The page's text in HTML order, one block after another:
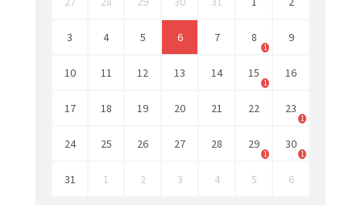
3 4 5 6 7 8
1
9
10 11 12 13 14 15
1
16
17 18 19 20 21 22 23
1
24 25 26 27 28 29
1
30
1
31 1 2 3 4 5 6